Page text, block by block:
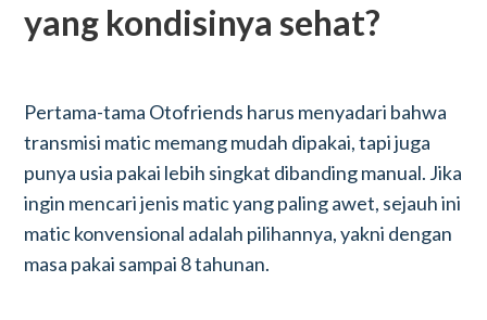
yang kondisinya sehat?
Pertama-tama Otofriends harus menyadari bahwa
transmisi matic memang mudah dipakai, tapi juga
punya usia pakai lebih singkat dibanding manual. Jika
ingin mencari jenis matic yang paling awet, sejauh ini
matic konvensional adalah pilihannya, yakni dengan
masa pakai sampai 8 tahunan.